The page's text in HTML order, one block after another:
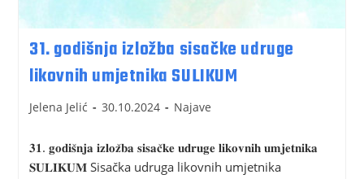
31. godišnja izložba sisačke udruge
likovnih umjetnika SULIKUM
Jelena Jelić 30.10.2024 Najave
𝟑𝟏. 𝐠𝐨𝐝𝐢𝐬̌𝐧𝐣𝐚 𝐢𝐳𝐥𝐨𝐳̌𝐛𝐚 𝐬𝐢𝐬𝐚𝐜̌𝐤𝐞 𝐮𝐝𝐫𝐮𝐠𝐞 𝐥𝐢𝐤𝐨𝐯𝐧𝐢𝐡 𝐮𝐦𝐣𝐞𝐭𝐧𝐢𝐤𝐚
𝐒𝐔𝐋𝐈𝐊𝐔𝐌 Sisačka udruga likovnih umjetnika